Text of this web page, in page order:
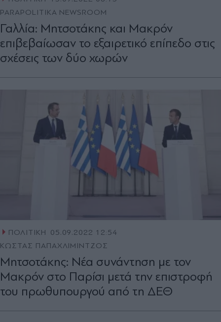
PARAPOLITIKA NEWSROOM
Γαλλία: Μητσοτάκης και Μακρόν
επιβεβαίωσαν το εξαιρετικό επίπεδο στις
σχέσεις των δύο χωρών
ΠΟΛΙΤΙΚΗ
05.09.2022 12:54
ΚΩΣΤΑΣ ΠΑΠΑΧΛΙΜΙΝΤΖΟΣ
Μητσοτάκης: Νέα συνάντηση με τον
Μακρόν στο Παρίσι μετά την επιστροφή
του πρωθυπουργού από τη ΔΕΘ